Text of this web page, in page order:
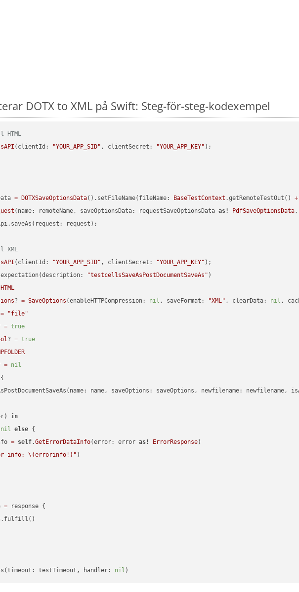
DOTX to XML på Swift: Steg-för-steg-kodexempel
(clientId: "YOUR_APP_SID" , clientSecret: "YOUR_APP_KEY"
= DOTXSaveOptionsData().setFileName(fileName: BaseTestContext .getRemoteTestOut() +
(name: remoteName, saveOptionsData: requestSaveOptionsData as! PdfSaveOptionsData
request);
XML
(clientId: "YOUR_APP_SID" , clientSecret: "YOUR_APP_KEY"
"testcellsSaveAsPostDocumentSaveAs"
HTML
? = SaveOptions (enableHTTPCompression: nil , saveFormat: "XML" , clearData: nil ,
=
"file"
= true
? = true
= nil
name, saveOptions: saveOptions, newfilename:
in
nil else {
= self.GetErrorDataInfo(error: error as! ErrorResponse)
info: \(errorinfo ! ) " )
= response {
testTimeout, handler: nil